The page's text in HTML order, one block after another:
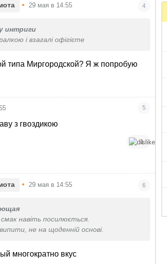
• 29 мая в 14:55 4
интриги
і взагалі офігієте
типа Миргородской? Я ж попробую
5
з гвоздикою
1
• 29 мая в 14:55 6
навіть посилюється.
не на щоденній основі.
многократно вкус